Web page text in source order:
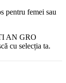
pentru femei sau
AN GRO
cu selecția ta.